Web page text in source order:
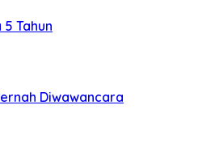
Tahun
Diwawancara